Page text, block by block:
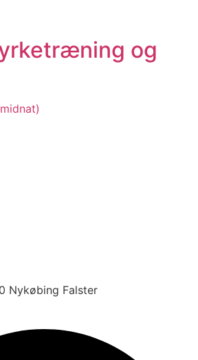
og
Nykøbing Falster